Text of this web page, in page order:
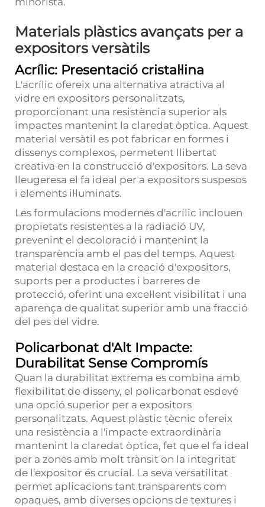
Materials plàstics avançats per a
expositors versàtils
Acrílic: Presentació cristal·lina
L'acrílic ofereix una alternativa atractiva al
vidre en expositors personalitzats,
proporcionant una resistència superior als
impactes mantenint la claredat òptica. Aquest
material versàtil es pot fabricar en formes i
dissenys complexos, permetent llibertat
creativa en la construcció d'expositors. La seva
lleugeresa el fa ideal per a expositors suspesos
i elements il·luminats.
Les formulacions modernes d'acrílic inclouen
propietats resistentes a la radiació UV,
prevenint el decoloració i mantenint la
transparència amb el pas del temps. Aquest
material destaca en la creació d'expositors,
suports per a productes i barreres de
protecció, oferint una excel·lent visibilitat i una
aparença de qualitat superior amb una fracció
del pes del vidre.
Policarbonat d'Alt Impacte:
Durabilitat Sense Compromís
Quan la durabilitat extrema es combina amb
flexibilitat de disseny, el policarbonat esdevé
una opció superior per a expositors
personalitzats. Aquest plàstic tècnic ofereix
una resistència a l'impacte extraordinària
mantenint la claredat òptica, fet que el fa ideal
per a zones amb molt trànsit on la integritat
de l'expositor és crucial. La seva versatilitat
permet aplicacions tant transparents com
opaques, amb diverses opcions de textures i